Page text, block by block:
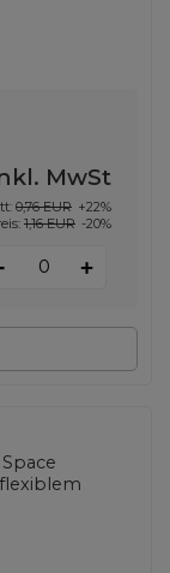
MwSt
0,76 EUR +22%
1,16 EUR -20%
+